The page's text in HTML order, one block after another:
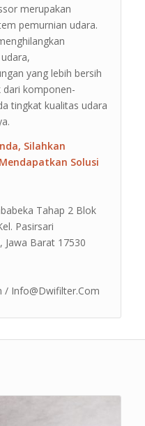
merupakan
pemurnian udara.
yang lebih bersih
dari komponen-
tingkat kualitas udara
Silahkan
Solusi
Tahap 2 Blok
Pasirsari
Jawa Barat 17530
/ Info@Dwifilter.Com